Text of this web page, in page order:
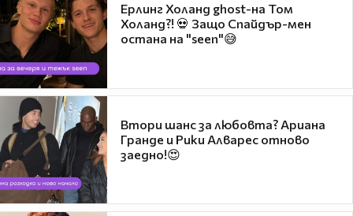
Ерлинг Холанд ghost-на Том
Холанд?! 💀 Защо Спайдър-мен
остана на "seen"😅
Втори шанс за любовта? Ариана
Гранде и Рики Алварес отново
заедно!😍